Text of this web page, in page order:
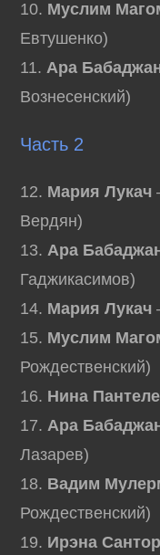
10. Муслим
Евтушенко)
11.Ара
Вознесенский)
Часть 2
12. Мария Лукач
Вердян)
13.Ара
Гаджикасимов)
14. Мария Лукач
15. Муслим
Рождественский)
16. Нина
17.Ара
Лазарев)
18. Вадим
Рождественский)
19. Ирэна Сантор